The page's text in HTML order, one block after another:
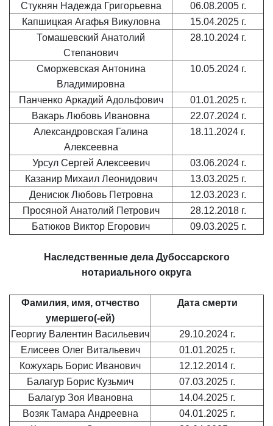
Стукнян Надежда Григорьевна
06.08.2005 г.
Капшицкая Агафья Викуловна
15.04.2025 г.
Томашевский Анатолий
Степанович
28.10.2024 г.
Сморжевская Антонина
Владимировна
10.05.2024 г.
Панченко Аркадий Адольфович
01.01.2025 г.
Вакарь Любовь Ивановна
22.07.2024 г.
Александровская Галина
Алексеевна
18.11.2024 г.
Урсул Сергей Алексеевич
03.06.2024 г.
Казанир Михаил Леонидович
13.03.2025 г.
Денисюк Любовь Петровна
12.03.2023 г.
Просяной Анатолий Петрович
28.12.2018 г.
Батюков Виктор Егорович
09.03.2025 г.
Наследственные дела Дубоссарского
нотариального округа
Фамилия, имя, отчество
умершего(-ей)
Дата смерти
Георгиу Валентин Васильевич
29.10.2024 г.
Елисеев Олег Витальевич
01.01.2025 г.
Кожухарь Борис Иванович
12.12.2014 г.
Балагур Борис Кузьмич
07.03.2025 г.
Балагур Зоя Ивановна
14.04.2025 г.
Возяк Тамара Андреевна
04.01.2025 г.